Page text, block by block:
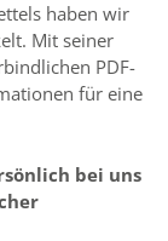
haben wir
Mit seiner
PDF-
für eine
bei uns